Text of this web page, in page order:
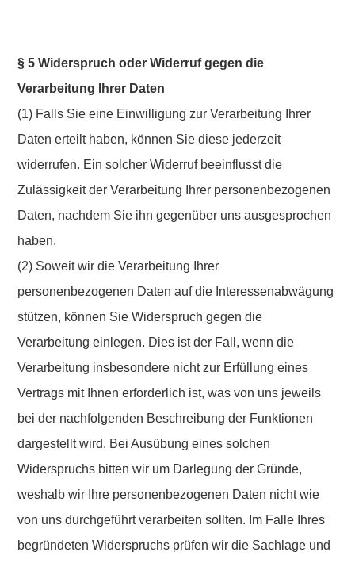
§ 5 Widerspruch oder Widerruf gegen die
Verarbeitung Ihrer Daten
(1) Falls Sie eine Einwilligung zur Verarbeitung Ihrer
Daten erteilt haben, können Sie diese jederzeit
widerrufen. Ein solcher Widerruf beeinflusst die
Zulässigkeit der Verarbeitung Ihrer personenbezogenen
Daten, nachdem Sie ihn gegenüber uns ausgesprochen
haben.
(2) Soweit wir die Verarbeitung Ihrer
personenbezogenen Daten auf die Interessenabwägung
stützen, können Sie Widerspruch gegen die
Verarbeitung einlegen. Dies ist der Fall, wenn die
Verarbeitung insbesondere nicht zur Erfüllung eines
Vertrags mit Ihnen erforderlich ist, was von uns jeweils
bei der nachfolgenden Beschreibung der Funktionen
dargestellt wird. Bei Ausübung eines solchen
Widerspruchs bitten wir um Darlegung der Gründe,
weshalb wir Ihre personenbezogenen Daten nicht wie
von uns durchgeführt verarbeiten sollten. Im Falle Ihres
begründeten Widerspruchs prüfen wir die Sachlage und